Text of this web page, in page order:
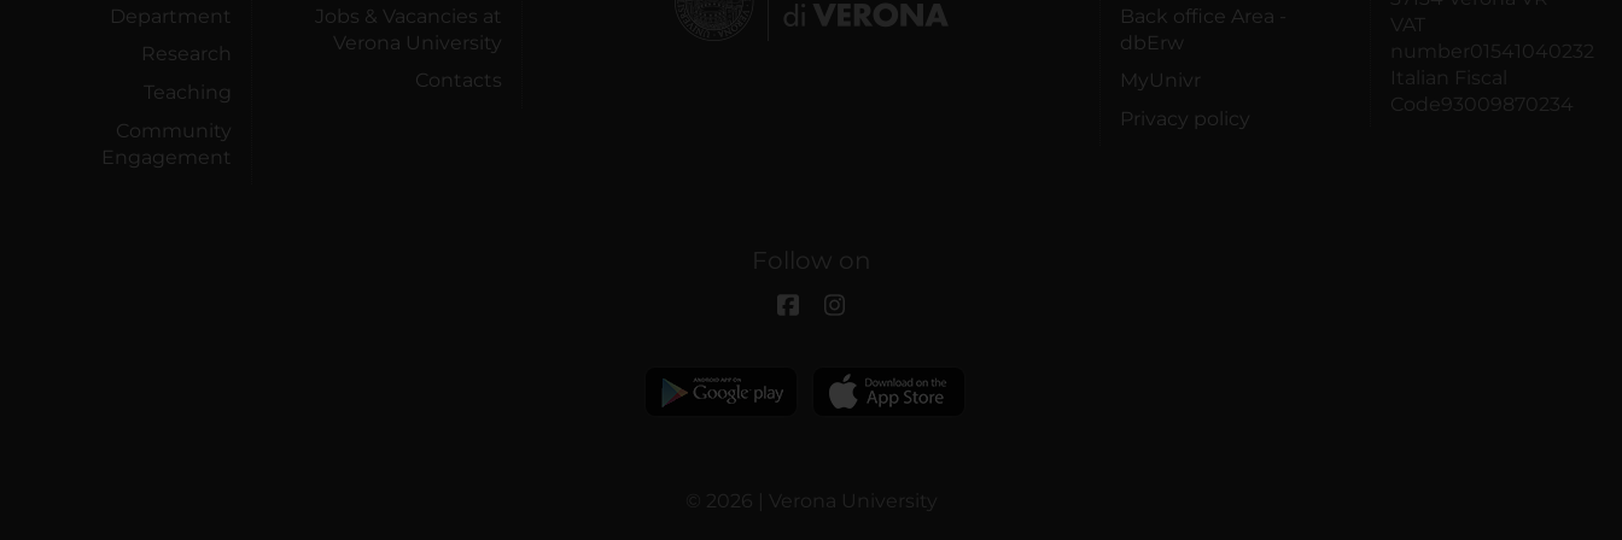
Department
Research
Teaching
Community
Engagement
Jobs & Vacancies at
Verona University
Contacts
Back office Area -
dbErw
MyUnivr
Privacy policy
VAT
number01541040232
Italian Fiscal
Code93009870234
Follow on
© 2026 | Verona University